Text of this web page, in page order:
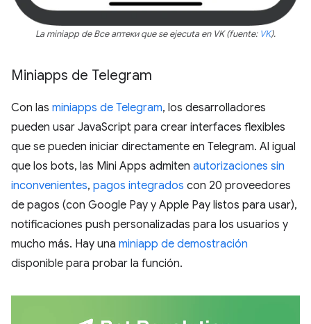
La miniapp de Все аптеки que se ejecuta en VK (fuente: VK).
Miniapps de Telegram
Con las miniapps de Telegram, los desarrolladores
pueden usar JavaScript para crear interfaces flexibles
que se pueden iniciar directamente en Telegram. Al igual
que los bots, las Mini Apps admiten autorizaciones sin
inconvenientes, pagos integrados con 20 proveedores
de pagos (con Google Pay y Apple Pay listos para usar),
notificaciones push personalizadas para los usuarios y
mucho más. Hay una miniapp de demostración
disponible para probar la función.